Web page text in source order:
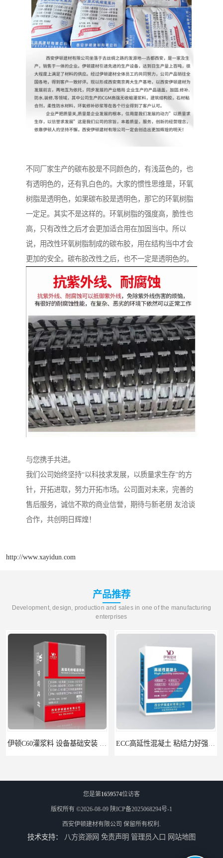
不同厂家生产的碳布胶是不同颜色的，有浅蓝色的，也
有透明色的，还有乳白色的。大家的惯性思维是，环氧
树脂是透明色，如果碳布胶是透明色，那它的环氧树脂
一定足。其实不是这样的。环氧树脂的强度高，脆性也
高，只有改性之后才会更加适合用在加固当中。所以
说，用改性环氧树脂制成的碳布胶，用在结构当中才会
更加的安全。碳布胶改性之后，也不一定是透明色的。
与您携手共进。
我们公司始终坚持“以科技求发展，以质量求生存”的方
针，开拓进取，努力开拓市场。公司面对未来，完善的
售后服务，诚信不欺的商业信誉，期待与新老朋 友洽谈
合作，共创明日辉煌！
http://www.xayidun.com
产品推荐
Development, design, production and sales in one of the manufacturing
enterprises
伊顿 水泥路面修补料 路面破损起皮快速修补 2小时通车
您是第1659574位访客
版权所有 ©2026-08-09 陕ICP备2025068294号-1
西安伊顿建材有限公司 保留所有权利.
技术支持： 八方资源网 免责声明 管理员入口 网站地图